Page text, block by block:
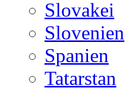
Slovakei
Slovenien
Spanien
Tatarstan